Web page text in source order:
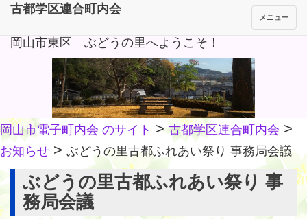
岡山市東区 ぶどうの里へようこそ！
メニュー
古都学区連合町内会
岡山市電子町内会 のサイト >古都学区連合町内会 >
お知らせ > ぶどうの里古都ふれあい祭り 事務局会議
ぶどうの里古都ふれあい祭り 事
務局会議